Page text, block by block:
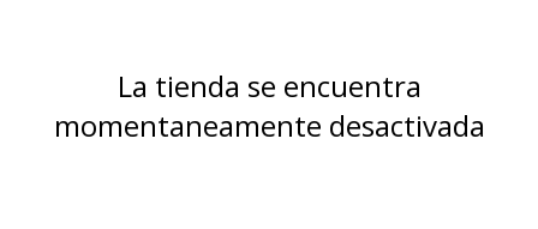
La tienda se encuentra
momentaneamente desactivada